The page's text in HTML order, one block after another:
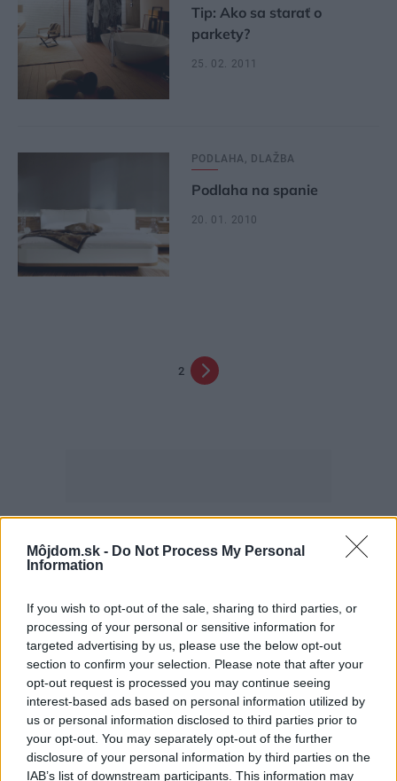
Môjdom.sk - Do Not Process My Personal
Information
If you wish to opt-out of the sale, sharing to third parties, or
processing of your personal or sensitive information for
targeted advertising by us, please use the below opt-out
section to confirm your selection. Please note that after your
opt-out request is processed you may continue seeing
interest-based ads based on personal information utilized by
us or personal information disclosed to third parties prior to
your opt-out. You may separately opt-out of the further
disclosure of your personal information by third parties on the
IAB’s list of downstream participants. This information may
Tip: Ako sa starať o
parkety?
25. 02. 2011
PODLAHA, DLAŽBA
Podlaha na spanie
20. 01. 2010
2
Najčítanejšie Za týždeň Za mesiac
Deti odrástli, rodičia majú bývanie presne podľa
seba. V novom dome je všetko pre ich život i
návštevy vnúčat
K bytu ladili aj škáry v obklade. Majitelia zbúrali
stereotyp, bývanie vyzerá ako z filmov svojského
režiséra
Kedysi boli veľkým trendom, dnes sa im radšej
vyhnite. Týchto 7 vecí robí vašu obývačku